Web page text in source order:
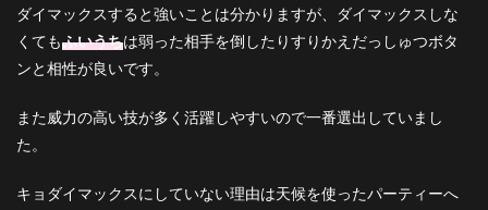
ダイマックスすると強いことは分かりますが、ダイマックスしな
くてもふいうちは弱った相手を倒したりすりかえだっしゅつボタ
ンと相性が良いです。
また威力の高い技が多く活躍しやすいので一番選出していまし
た。
キョダイマックスにしていない理由は天候を使ったパーティーへ